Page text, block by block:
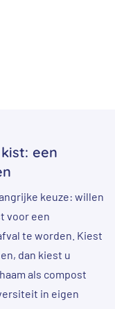
een
keuze: willen
voor een
te worden. Kiest
dan kiest u
als compost
in eigen